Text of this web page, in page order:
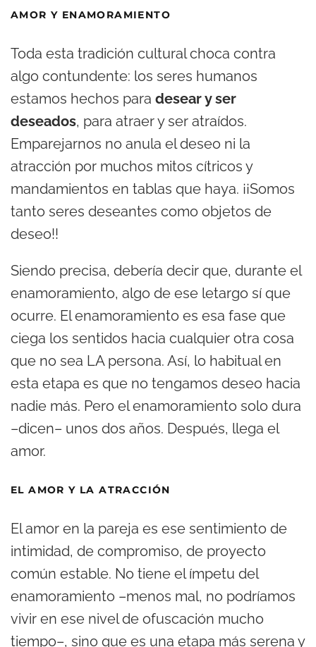
AMOR Y ENAMORAMIENTO
Toda esta tradición cultural choca contra
algo contundente: los seres humanos
estamos hechos para desear y ser
deseados, para atraer y ser atraídos.
Emparejarnos no anula el deseo ni la
atracción por muchos mitos cítricos y
mandamientos en tablas que haya. ¡¡Somos
tanto seres deseantes como objetos de
deseo!!
Siendo precisa, debería decir que, durante el
enamoramiento, algo de ese letargo sí que
ocurre. El enamoramiento es esa fase que
ciega los sentidos hacia cualquier otra cosa
que no sea LA persona. Así, lo habitual en
esta etapa es que no tengamos deseo hacia
nadie más. Pero el enamoramiento solo dura
–dicen– unos dos años. Después, llega el
amor.
EL AMOR Y LA ATRACCIÓN
El amor en la pareja es ese sentimiento de
intimidad, de compromiso, de proyecto
común estable. No tiene el ímpetu del
enamoramiento –menos mal, no podríamos
vivir en ese nivel de ofuscación mucho
tiempo–, sino que es una etapa más serena y